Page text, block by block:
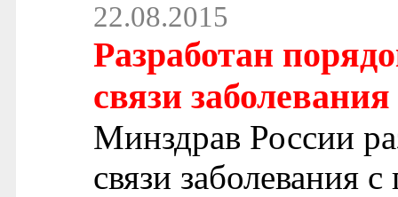
22.08.2015
Разработан
связи
Минздрав России
связи заболевания